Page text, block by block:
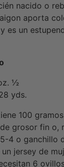
nacido o
aporta
es un
½
yds.
100
grosor fin o,
4 o ganchillo
un jersey de
6